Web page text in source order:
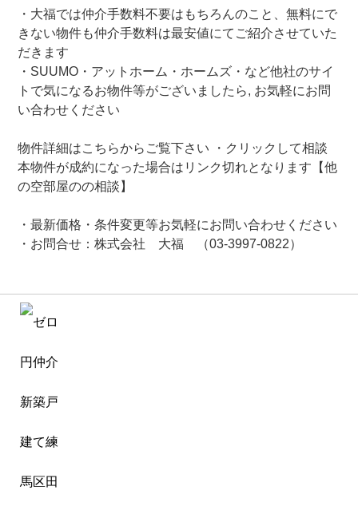
・大福では仲介手数料不要はもちろんのこと、無料にで
きない物件も仲介手数料は最安値にてご紹介させていた
だきます
・SUUMO・アットホーム・ホームズ・など他社のサイ
トで気になるお物件等がございましたら, お気軽にお問
い合わせください
物件詳細はこちらからご覧下さい ・クリックして相談
本物件が成約になった場合はリンク切れとなります【他
の空部屋のの相談】
・最新価格・条件変更等お気軽にお問い合わせください
・お問合せ：株式会社 大福 （03-3997-0822）